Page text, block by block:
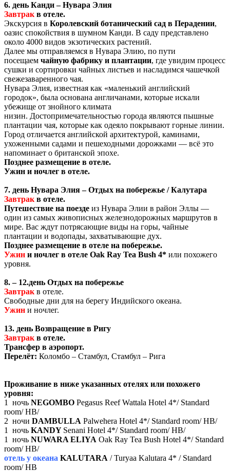
6. день Канди – Нувара Элия
Завтракв отеле.
Экскурсия в Королевский ботанический сад в Перадении,
оазис спокойствия в шумном Канди. В саду представлено
около 4000 видов экзотических растений.
Далее мы отправляемся в Нувара Элию, по пути
посещаем чайную фабрику и плантации, где увидим процесс
сушки и сортировки чайных листьев и насладимся чашечкой
свежезаваренного чая.
Нувара Элия, известная как «маленький английский
городок», была основана англичанами, которые искали
убежище от знойного климата
низин. Достопримечательностью города являются пышные
плантации чая, которые как одеяло покрывают горные линии.
Город отличается английской архитектурой, каминами,
ухоженными садами и пешеходными дорожками — всё это
напоминает о британской эпохе.
Позднее размещение в отеле.
Ужин и ночлег в отеле.
7. день Нувара Элия – Отдых на побережье / Калутара
Завтракв отеле.
Путешествие на поезде из Нувара Элии в район Эллы —
один из самых живописных железнодорожных маршрутов в
мире. Вас ждут потрясающие виды на горы, чайные
плантации и водопады, захватывающие дух.
Позднее размещение в отеле на побережье.
Ужин и ночлег в отеле Oak Ray Tea Bush 4* или похожего
уровня.
8. – 12.день Отдых на побережье
Завтракв отеле.
Свободные дни для на берегу Индийского океана.
Ужин и ночлег.
13. день Возвращение в Ригу
Завтракв отеле.
Трансфер в аэропорт.
Перелёт: Коломбо – Стамбул, Стамбул – Рига
Проживание в ниже указанных отелях или похожего
уровня:
1 ночь NEGOMBO Pegasus Reef Wattala Hotel 4*/ Standard
room/ HB/
2 ночи DAMBULLA Palwehera Hotel 4*/ Standard room/ HB/
1 ночь KANDY Senani Hotel 4*/ Standard room/ HB/
1 ночь NUWARA ELIYA Oak Ray Tea Bush Hotel 4*/ Standard
room/ HB/
отель у океана KALUTARA / Turyaa Kalutara 4* / Standard
room/ HB